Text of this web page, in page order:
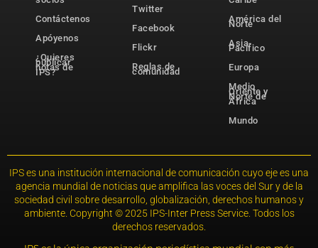
Contáctenos
Apóyenos
¿Quieres
publicar
notas de
IPS?
Twitter
Facebook
Flickr
Reglas de
comunidad
América del
Norte
Asia-
Pacífico
Europa
Medio
Oriente y
Norte de
África
Mundo
IPS es una institución internacional de comunicación cuyo eje es una
agencia mundial de noticias que amplifica las voces del Sur y de la
sociedad civil sobre desarrollo, globalización, derechos humanos y
ambiente. Copyright © 2025 IPS-Inter Press Service. Todos los
derechos reservados.